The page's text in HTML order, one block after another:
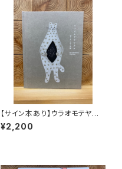
【サイン本あり】ウラオモテヤマ
ネコ
¥2,200